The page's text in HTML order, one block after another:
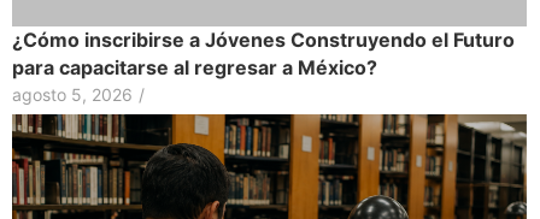
¿Cómo inscribirse a Jóvenes Construyendo el Futuro
para capacitarse al regresar a México?
agosto 5, 2026 /